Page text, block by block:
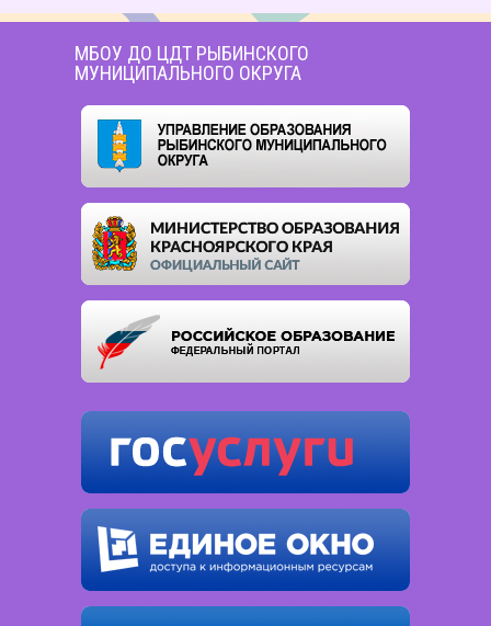
МБОУ ДО ЦДТ РЫБИНСКОГО
МУНИЦИПАЛЬНОГО ОКРУГА